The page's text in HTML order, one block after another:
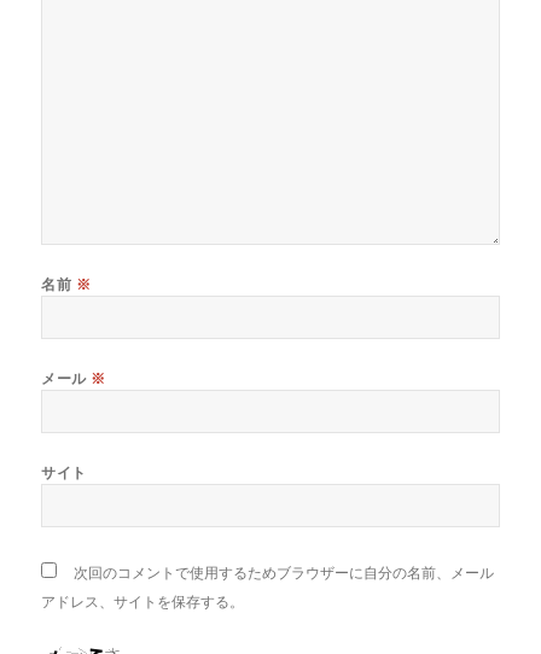
名前 ※
メール ※
サイト
次回のコメントで使用するためブラウザーに自分の名前、メール
アドレス、サイトを保存する。